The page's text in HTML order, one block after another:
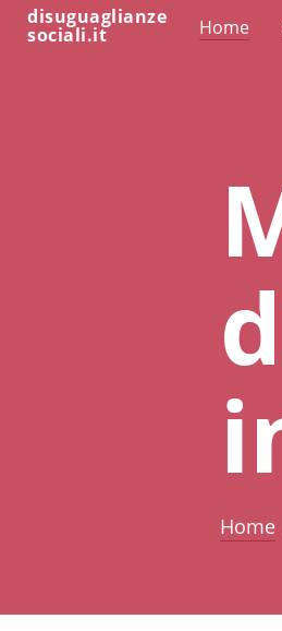
disuguaglianze
sociali.it Home
Home